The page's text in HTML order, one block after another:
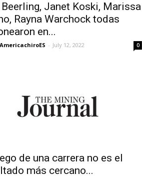
Janet Koski, Marissa
Rayna Warchock todas
en...
- July 12, 2022 0
de una carrera no es el
más cercano...